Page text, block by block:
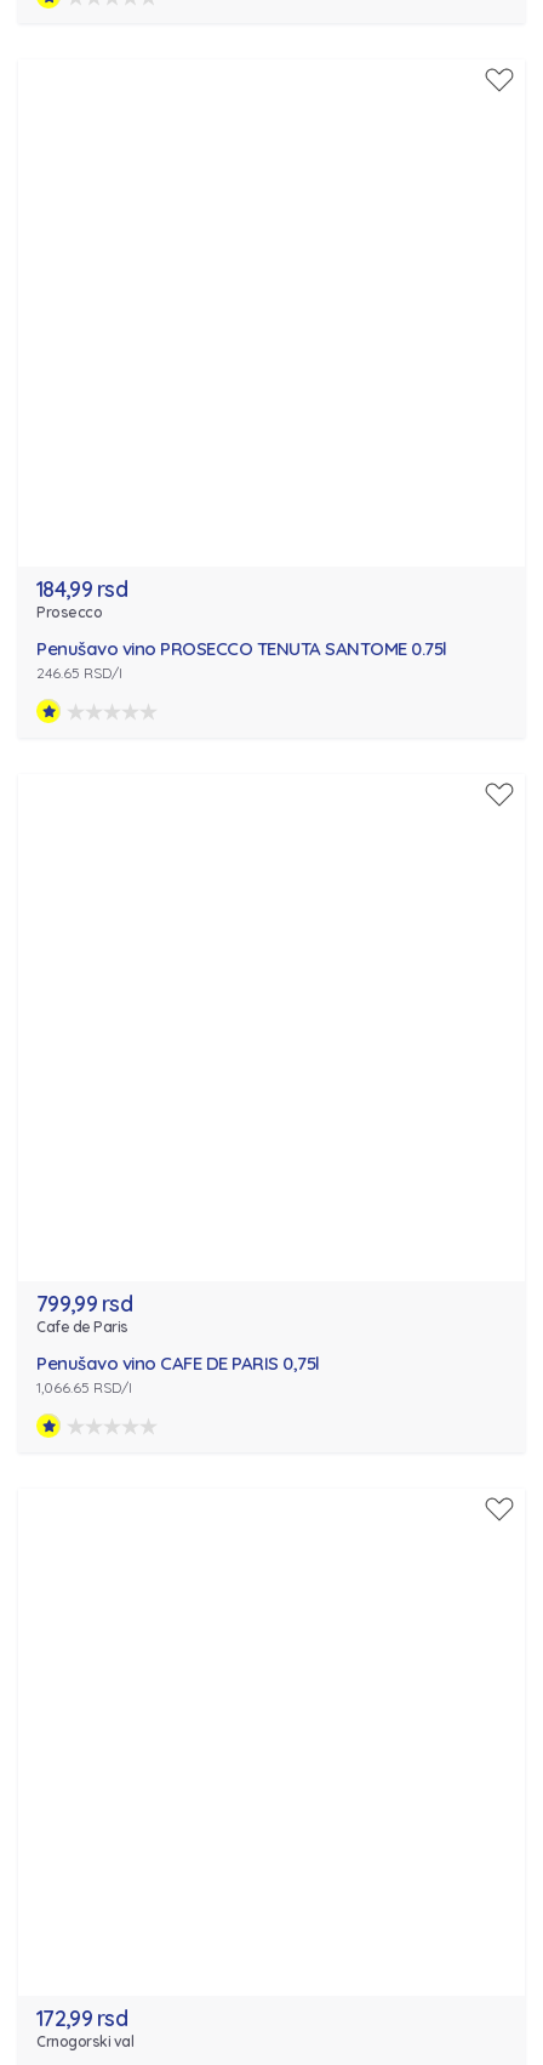
184,99 rsd
Prosecco
Penušavo vino PROSECCO TENUTA SANTOME 0.75l
246.65 RSD/l
799,99 rsd
Cafe de Paris
Penušavo vino CAFE DE PARIS 0,75l
1,066.65 RSD/l
172,99 rsd
Crnogorski val